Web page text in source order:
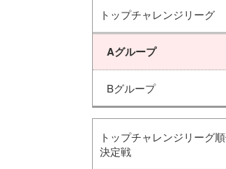
トップチャレンジリーグ
Aグループ
Bグループ
トップチャレンジリーグ
決定戦